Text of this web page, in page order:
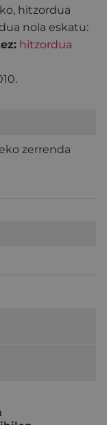
hitzordua
nola eskatu:
hitzordua
zerrenda